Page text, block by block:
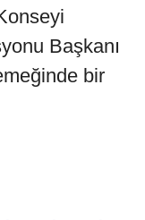
Başkanı
bir